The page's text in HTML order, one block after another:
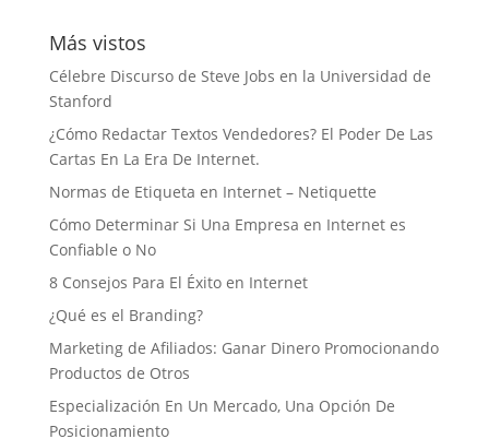
Más vistos
Célebre Discurso de Steve Jobs en la Universidad de
Stanford
¿Cómo Redactar Textos Vendedores? El Poder De Las
Cartas En La Era De Internet.
Normas de Etiqueta en Internet – Netiquette
Cómo Determinar Si Una Empresa en Internet es
Confiable o No
8 Consejos Para El Éxito en Internet
¿Qué es el Branding?
Marketing de Afiliados: Ganar Dinero Promocionando
Productos de Otros
Especialización En Un Mercado, Una Opción De
Posicionamiento